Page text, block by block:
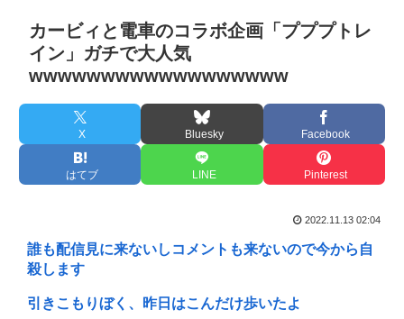
カービィと電車のコラボ企画「プププトレ
イン」ガチで大人気
wwwwwwwwwwwwwwwwww
X Bluesky Facebook
はてブ LINE Pinterest
2022.11.13 02:04
誰も配信見に来ないしコメントも来ないので今から自
殺します
引きこもりぼく、昨日はこんだけ歩いたよ